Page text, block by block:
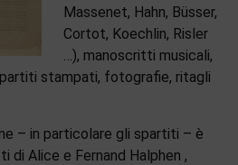
Massenet, Hahn, Büsser,
Cortot, Koechlin, Risler
…), manoscritti musicali,
stampati, fotografie, ritagli
– in particolare gli spartiti – è
di Alice e Fernand Halphen ,